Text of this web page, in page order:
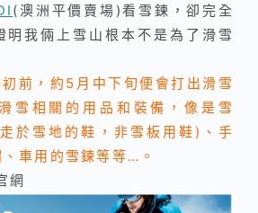
(澳洲平價賣場)看雪鍊，卻完全
明我倆上雪山根本不是為了滑雪
前，約5月中下旬便會打出滑雪
雪相關的用品和裝備，像是雪
於雪地的鞋，非雪板用鞋)、手
車用的雪鍊等等…。
網